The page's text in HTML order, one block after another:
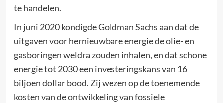
te handelen.
In juni 2020 kondigde Goldman Sachs aan dat de
uitgaven voor hernieuwbare energie de olie- en
gasboringen weldra zouden inhalen, en dat schone
energie tot 2030 een investeringskans van 16
biljoen dollar bood. Zij wezen op de toenemende
kosten van de ontwikkeling van fossiele